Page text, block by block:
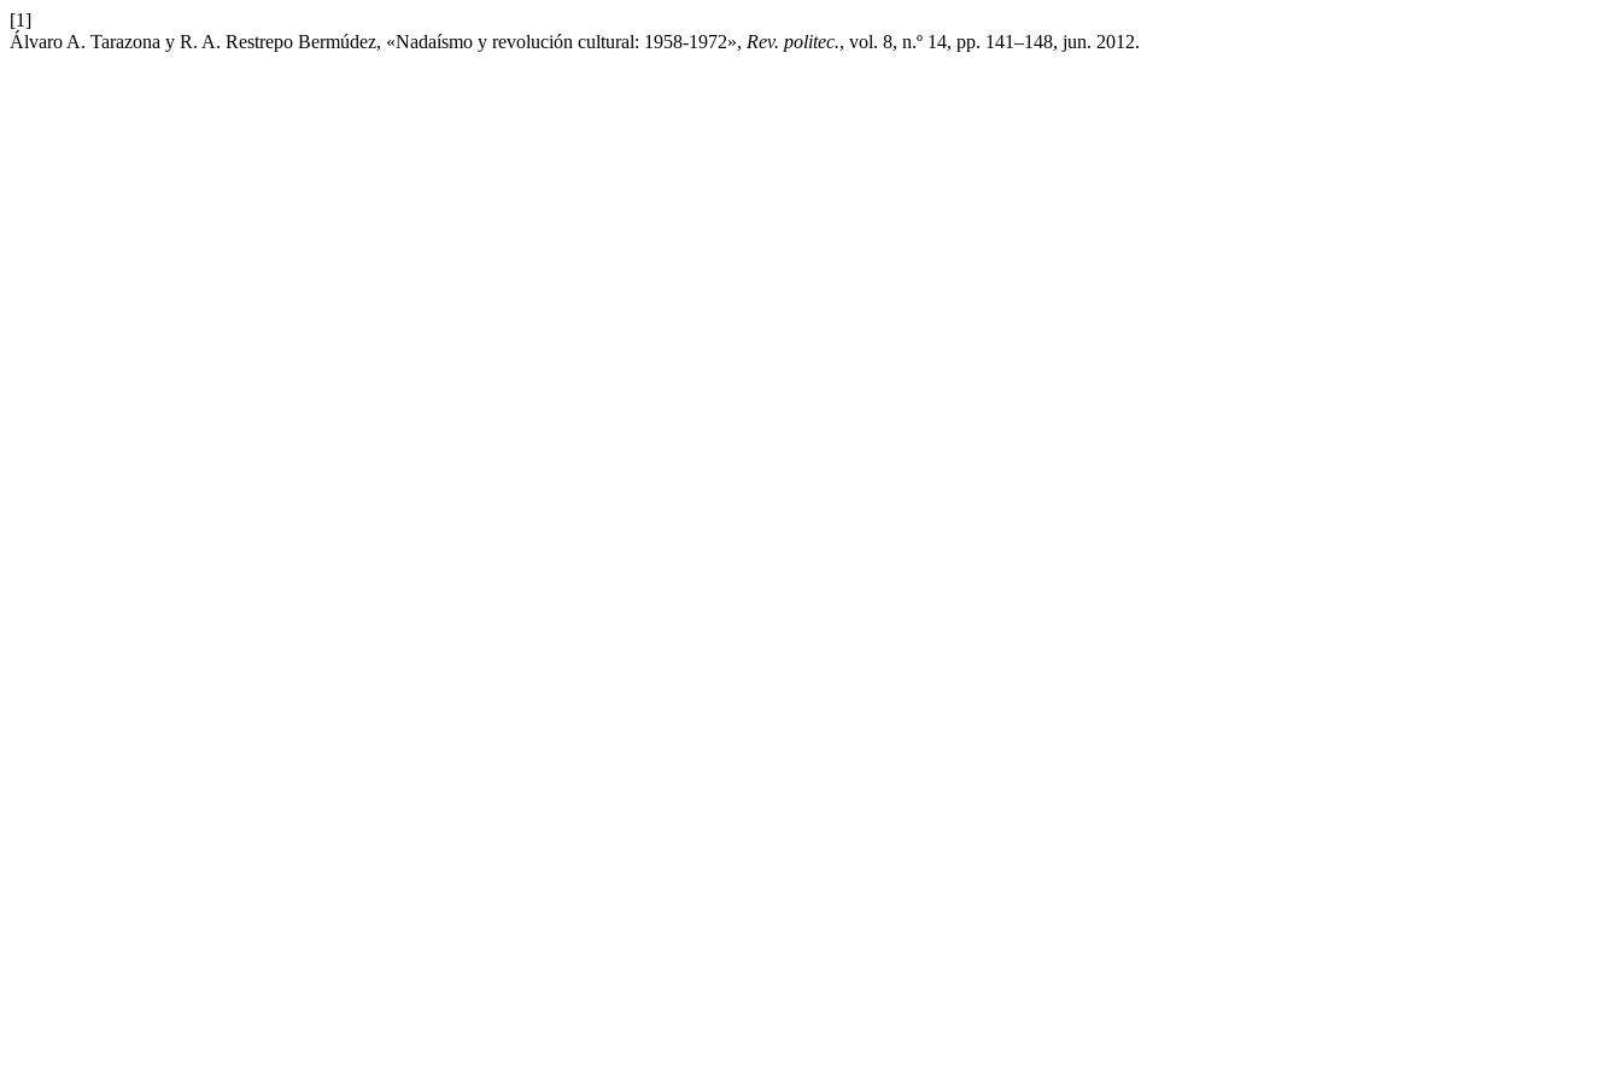
[1]
Álvaro A. Tarazona y R. A. Restrepo Bermúdez, «Nadaísmo y revolución cultural: 1958-1972», Rev. politec., vol. 8, n.º 14, pp. 141–148, jun. 2012.